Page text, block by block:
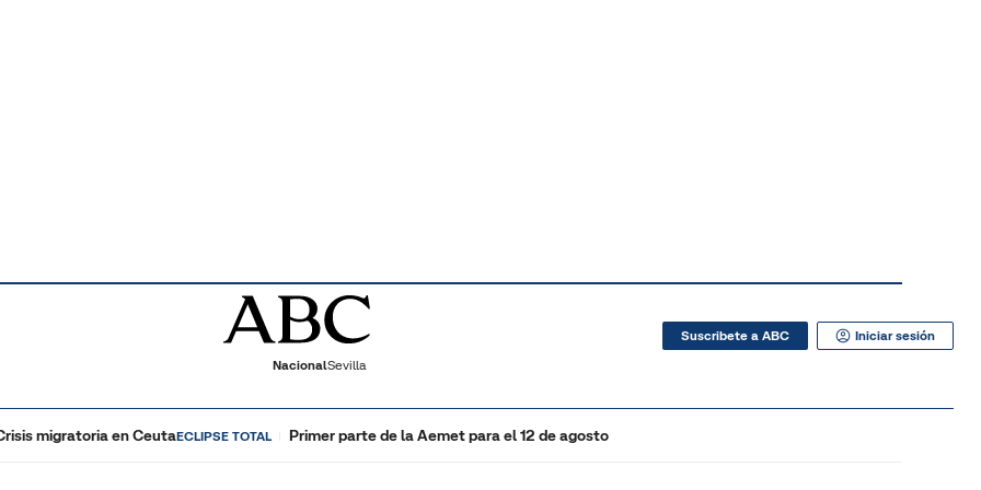
NacionalSevilla
Suscribete a ABC Iniciar sesión
migratoria en CeutaECLIPSE TOTAL Primer parte de la Aemet para el 12 de agosto